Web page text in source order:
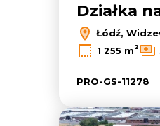
Działka
Łódź,
1 255 m2
PRO-GS-11278